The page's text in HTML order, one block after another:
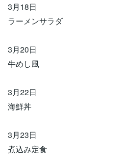
3月18日
ラーメンサラダ
3月20日
牛めし風
3月22日
海鮮丼
3月23日
煮込み定食